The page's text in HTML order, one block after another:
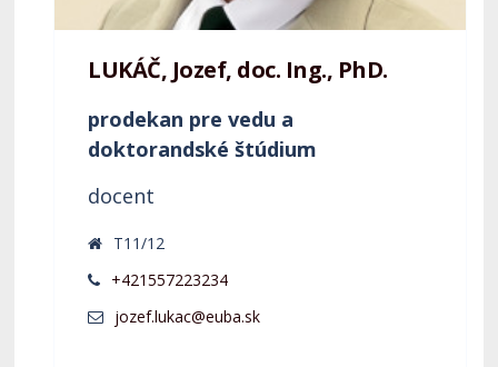
LUKÁČ, Jozef, doc. Ing., PhD.
prodekan pre vedu a
doktorandské štúdium
docent
T11/12
+421557223234